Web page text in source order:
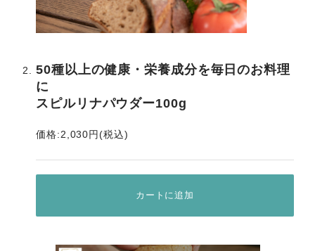
50種以上の健康・栄養成分を毎日のお料理
に
スピルリナパウダー100g
価格:2,030円(税込)
カートに追加